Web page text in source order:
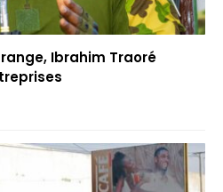
Ibrahim Traoré